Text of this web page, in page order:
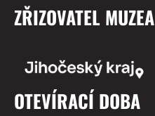
ZŘIZOVATEL MUZEA
OTEVÍRACÍ DOBA